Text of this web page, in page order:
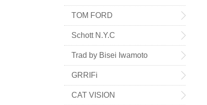
TOM FORD
Schott N.Y.C
Trad by Bisei Iwamoto
GRRIFi
CAT VISION